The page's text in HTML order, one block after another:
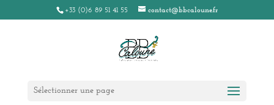
+33 (0)6 89 51 41 55 contact@bbcaloune.fr
Sélectionner une page